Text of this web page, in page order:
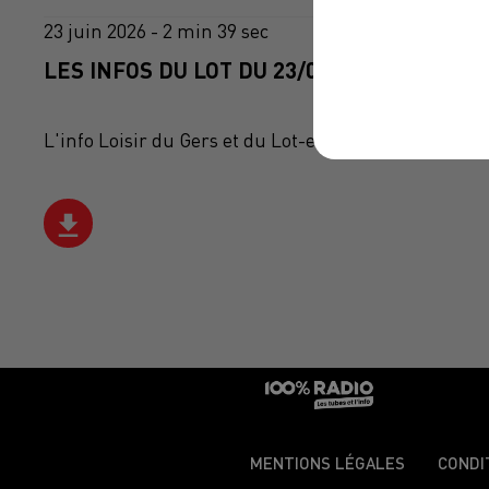
23 juin 2026 - 2 min 39 sec
LES INFOS DU LOT DU 23/06/2026 À 09H59
L'info Loisir du Gers et du Lot-et-Garonne du 23/
MENTIONS LÉGALES